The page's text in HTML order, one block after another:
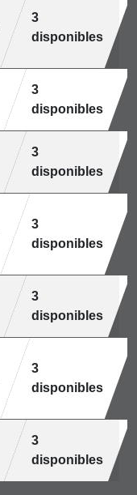
3
disponibles
3
disponibles
3
disponibles
3
disponibles
3
disponibles
3
disponibles
3
disponibles